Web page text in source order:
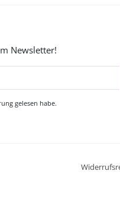
Newsletter!
gelesen habe.